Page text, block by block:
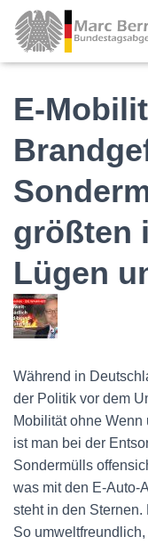
E-
größten
Lügen
Während in
der Politik vor dem
Mobilität ohne Wenn
ist man bei der
Sondermülls
was mit den E-Auto-
steht in den
So